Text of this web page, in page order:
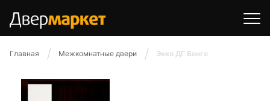
Главная Межкомнатные двери Экко ДГ Венге